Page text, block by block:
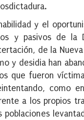
y el
y pasivos de la
de la
y desidia han
que fueron
como
a los propios